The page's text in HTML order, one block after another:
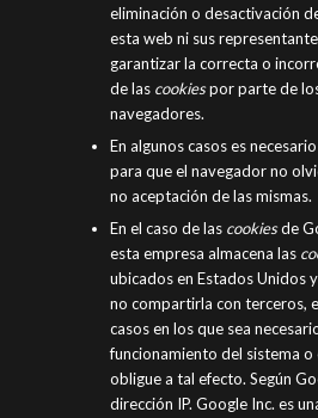
eliminación o desactivación
esta web ni sus
garantizar la correcta o
de las cookiespor parte de
navegadores.
En algunos casos es
para que el navegador no
no aceptación de las mismas.
En el caso de las cookiesde
esta empresa almacena las
ubicados en Estados Unidos
no compartirla con terceros,
casos en los que sea
funcionamiento del sistema o
obligue a tal efecto. Según
dirección IP. Google Inc. es